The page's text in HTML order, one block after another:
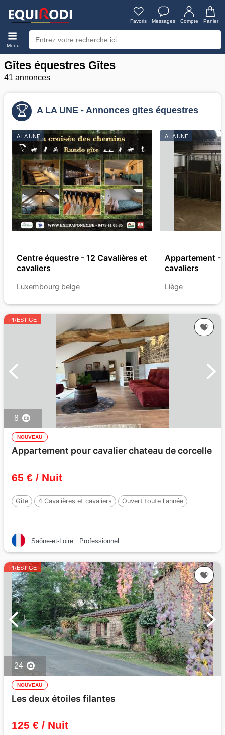
Favoris Messages Compte Panier
Menu
Gîtes équestres Gîtes
41 annonces
A LA UNE - Annonces gites équestres
A LA UNE
Centre équestre - 12 Cavalières et
cavaliers
Luxembourg belge
A LA UNE
Appartement -
cavaliers
Liège
PRESTIGE
8
NOUVEAU
Appartement pour cavalier chateau de corcelle
65 € / Nuit
Gîte 4 Cavalières et cavaliers Ouvert toute l'année
Saône-et-Loire Professionnel
PRESTIGE
24
NOUVEAU
Les deux étoiles filantes
125 € / Nuit